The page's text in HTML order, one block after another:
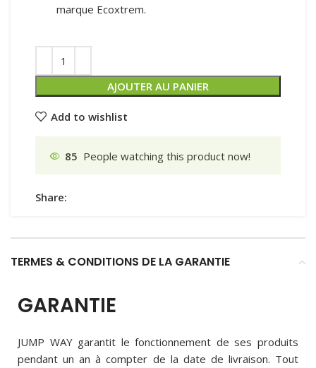
marque Ecoxtrem.
AJOUTER AU PANIER
Add to wishlist
85 People watching this product now!
Share:
TERMES & CONDITIONS DE LA GARANTIE
GARANTIE
JUMP WAY garantit le fonctionnement de ses produits
pendant un an à compter de la date de livraison. Tout